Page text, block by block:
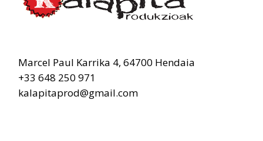
Marcel Paul Karrika 4, 64700 Hendaia
+33 648 250 971
kalapitaprod@gmail.com